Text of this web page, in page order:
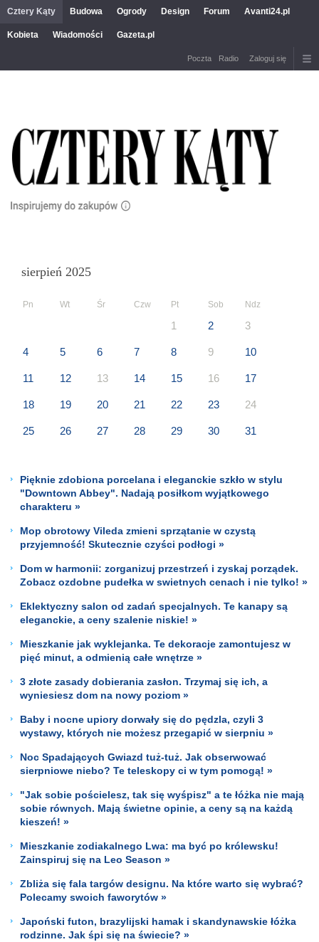
Cztery Kąty Budowa Ogrody Design Forum Avanti24.pl
Kobieta Wiadomości Gazeta.pl
Poczta Radio Zaloguj się
sierpień 2025
Pn Wt Śr Czw Pt Sob Ndz
1 2 3
4 5 6 7 8 9 10
11 12 13 14 15 16 17
18 19 20 21 22 23 24
25 26 27 28 29 30 31
Pięknie zdobiona porcelana i eleganckie szkło w stylu
"Downtown Abbey". Nadają posiłkom wyjątkowego
charakteru »
Mop obrotowy Vileda zmieni sprzątanie w czystą
przyjemność! Skutecznie czyści podłogi »
Dom w harmonii: zorganizuj przestrzeń i zyskaj porządek.
Zobacz ozdobne pudełka w swietnych cenach i nie tylko! »
Eklektyczny salon od zadań specjalnych. Te kanapy są
eleganckie, a ceny szalenie niskie! »
Mieszkanie jak wyklejanka. Te dekoracje zamontujesz w
pięć minut, a odmienią całe wnętrze »
3 złote zasady dobierania zasłon. Trzymaj się ich, a
wyniesiesz dom na nowy poziom »
Baby i nocne upiory dorwały się do pędzla, czyli 3
wystawy, których nie możesz przegapić w sierpniu »
Noc Spadających Gwiazd tuż-tuż. Jak obserwować
sierpniowe niebo? Te teleskopy ci w tym pomogą! »
"Jak sobie pościelesz, tak się wyśpisz" a te łóżka nie mają
sobie równych. Mają świetne opinie, a ceny są na każdą
kieszeń! »
Mieszkanie zodiakalnego Lwa: ma być po królewsku!
Zainspiruj się na Leo Season »
Zbliża się fala targów designu. Na które warto się wybrać?
Polecamy swoich faworytów »
Japoński futon, brazylijski hamak i skandynawskie łóżka
rodzinne. Jak śpi się na świecie? »